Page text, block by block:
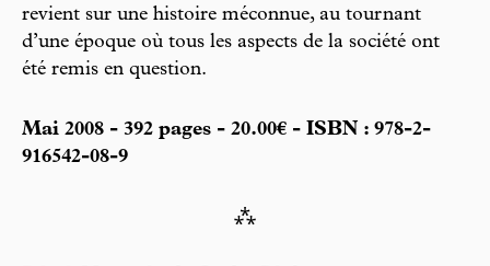
revient sur une histoire méconnue, au tournant
d’une époque où tous les aspects de la société ont
été remis en question.
Mai 2008 - 392 pages - 20.00€ - ISBN : 978-2-
916542-08-9
⁂